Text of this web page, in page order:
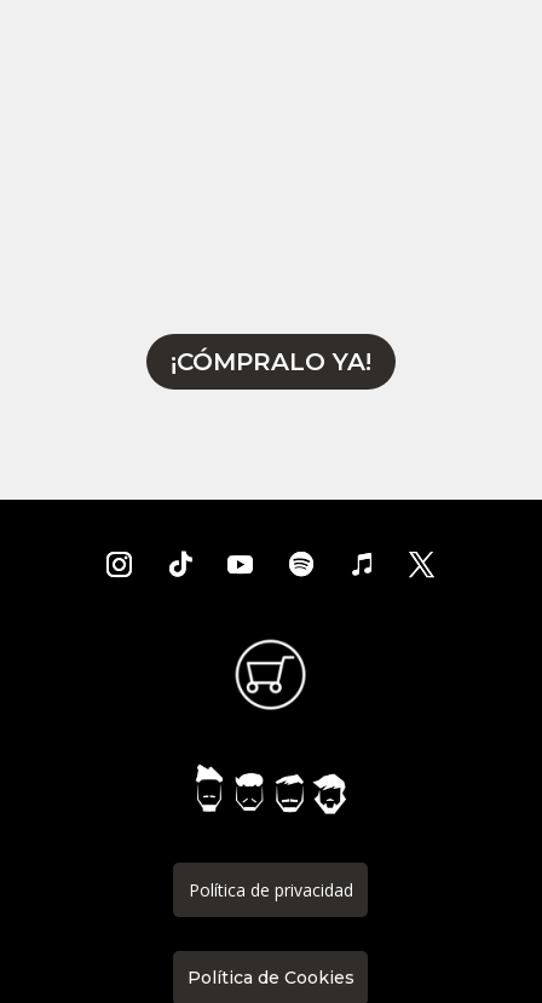
¡CÓMPRALO YA!
Política de privacidad
Política de Cookies